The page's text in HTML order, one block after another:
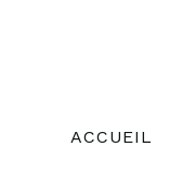
ACCUEIL